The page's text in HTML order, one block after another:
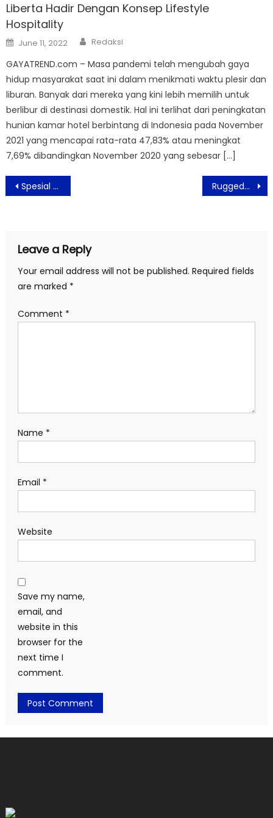
Liberta Hadir Dengan Konsep Lifestyle
Hospitality
Posted
on
June 11, 2022 Author
Redaksi
GAYATREND.com – Masa pandemi telah mengubah gaya
hidup masyarakat saat ini dalam menikmati waktu plesir dan
liburan. Banyak dari mereka yang kini lebih memilih untuk
berlibur di destinasi domestik. Hal ini terlihat dari peningkatan
hunian kamar hotel berbintang di Indonesia pada November
2021 yang mencapai rata-rata 47,83% atau meningkat
7,69% dibandingkan November 2020 yang sebesar […]
Post
navigation
Spesial Hari Ibu, Royal Safari Garden Gelar Kegiatan CSR Bertema Perempuan Berdaya, Keluarga Bahagia Rugged_Company Brand Fashion Lokal Yang Peduli Lingkungan
Leave a Reply
Your email address will not be published. Required fields
are marked *
Comment *
Name *
Email *
Website
Save my name,
email, and
website in this
browser for the
next time I
comment.